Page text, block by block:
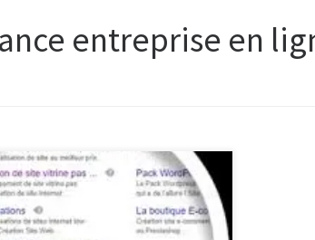
entreprise en
Site Internet : Comment
Coût Idéal pour Votre Entreprise Le
d’un site internet est crucial pour sa